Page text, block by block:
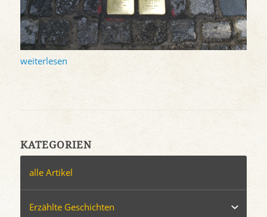
weiterlesen
KATEGORIEN
alle Artikel
Erzählte Geschichten